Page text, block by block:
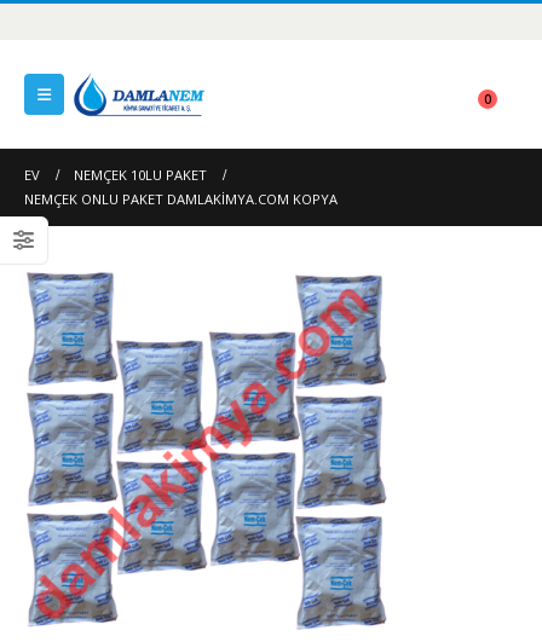
0
EV
NEMÇEK 10LU PAKET
NEMÇEK ONLU PAKET DAMLAKIMYA.COM KOPYA